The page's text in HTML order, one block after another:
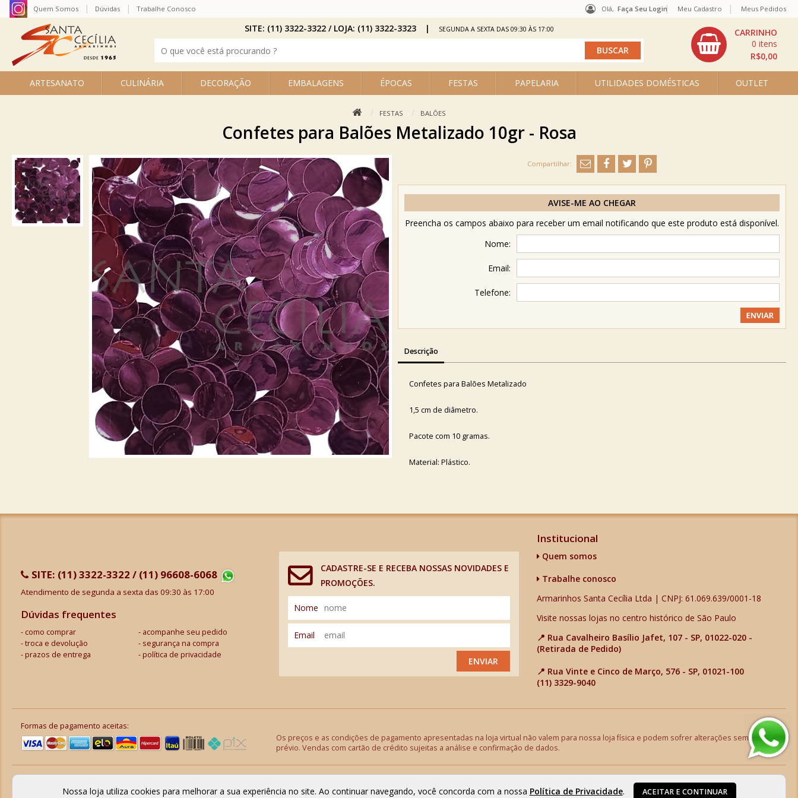
Olá, Faça Seu Login
ARTESANATO CULINÁRIA DECORAÇÃO EMBALAGENS ÉPOCAS FESTAS PAPELARIA UTILIDADES DOMÉSTICAS OUTLET
R$0,00
0
Quem Somos Dúvidas Trabalhe Conosco Meu Cadastro Meus Pedidos
SITE: (11) 3322-3322 / LOJA: (11) 3322-3323 SEGUNDA A SEXTA DAS 09:30 ÀS 17:00
FESTAS BALÕES
Confetes para Balões Metalizado 10gr - Rosa
AVISE-ME AO CHEGAR
Preencha os campos abaixo para receber um email notificando que este produto está disponível.
Nome:
Email:
Telefone:
Descrição
Confetes para Balões Metalizado
1,5 cm de diâmetro.
Pacote com 10 gramas.
Material: Plástico.
SITE: (11) 3322-3322 / (11) 96608-6068
Atendimento de segunda a sexta das 09:30 às 17:00
Dúvidas frequentes
como comprar
acompanhe seu pedido
troca e devolução
segurança na compra
prazos de entrega
política de privacidade
CADASTRE-SE E RECEBA NOSSAS NOVIDADES E
PROMOÇÕES.
Nome
Email
ENVIAR
Institucional
Quem somos
Trabalhe conosco
Armarinhos Santa Cecília Ltda | CNPJ: 61.069.639/0001-18
Visite nossas lojas no centro histórico de São Paulo
📍 Rua Cavalheiro Basílio Jafet, 107 - SP, 01022-020 -
(Retirada de Pedido)
📍 Rua Vinte e Cinco de Março, 576 - SP, 01021-100
(11) 3329-9040
Formas de pagamento aceitas:
Os preços e as condições de pagamento apresentadas na loja virtual não valem para nossa loja física e podem sofrer alterações sem aviso
prévio. Vendas com cartão de crédito sujeitas a análise e confirmação de dados.
Nossa loja utiliza cookies para melhorar a sua experiência no site. Ao continuar navegando, você concorda com a nossa Política de Privacidade. ACEITAR E CONTINUAR